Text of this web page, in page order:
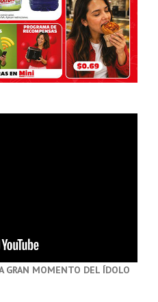
GRAN MOMENTO DEL ÍDOLO